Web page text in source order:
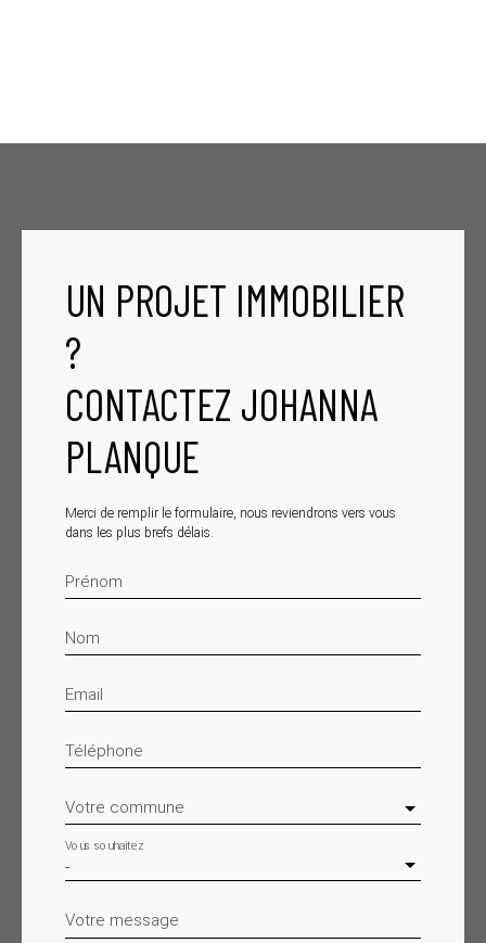
UN PROJET IMMOBILIER
?
CONTACTEZ JOHANNA
PLANQUE
Merci de remplir le formulaire, nous reviendrons vers vous
dans les plus brefs délais.
Prénom
Nom
Email
Téléphone
Votre commune
-
Vous souhaitez
Votre message